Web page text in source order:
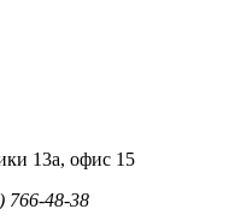
13а, офис 15
766-48-38